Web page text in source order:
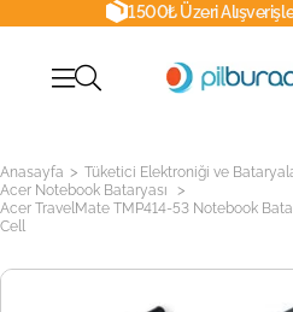
1500₺ Üzeri Alışverişlerde
Anasayfa > Tüketici Elektroniği ve
Acer Notebook Bataryası >
Acer TravelMate TMP414-53 Notebook
Cell